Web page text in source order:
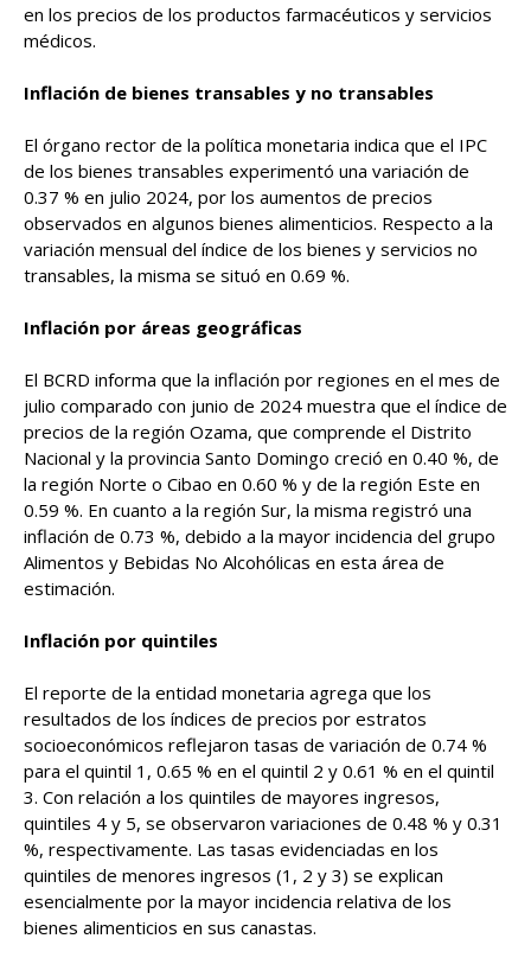
en los precios de los productos farmacéuticos y servicios
médicos.
Inflación de bienes transables y no transables
El órgano rector de la política monetaria indica que el IPC
de los bienes transables experimentó una variación de
0.37 % en julio 2024, por los aumentos de precios
observados en algunos bienes alimenticios. Respecto a la
variación mensual del índice de los bienes y servicios no
transables, la misma se situó en 0.69 %.
Inflación por áreas geográficas
El BCRD informa que la inflación por regiones en el mes de
julio comparado con junio de 2024 muestra que el índice de
precios de la región Ozama, que comprende el Distrito
Nacional y la provincia Santo Domingo creció en 0.40 %, de
la región Norte o Cibao en 0.60 % y de la región Este en
0.59 %. En cuanto a la región Sur, la misma registró una
inflación de 0.73 %, debido a la mayor incidencia del grupo
Alimentos y Bebidas No Alcohólicas en esta área de
estimación.
Inflación por quintiles
El reporte de la entidad monetaria agrega que los
resultados de los índices de precios por estratos
socioeconómicos reflejaron tasas de variación de 0.74 %
para el quintil 1, 0.65 % en el quintil 2 y 0.61 % en el quintil
3. Con relación a los quintiles de mayores ingresos,
quintiles 4 y 5, se observaron variaciones de 0.48 % y 0.31
%, respectivamente. Las tasas evidenciadas en los
quintiles de menores ingresos (1, 2 y 3) se explican
esencialmente por la mayor incidencia relativa de los
bienes alimenticios en sus canastas.